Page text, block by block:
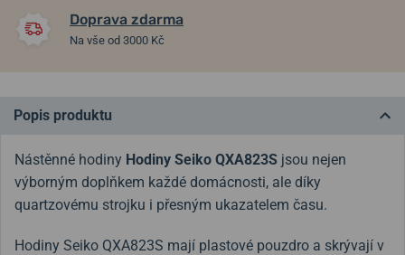
Doprava zdarma
Na vše od 3000 Kč
Popis produktu
Nástěnné hodiny Hodiny Seiko QXA823S jsou nejen
výborným doplňkem každé domácnosti, ale díky
quartzovému strojku i přesným ukazatelem času.
Hodiny Seiko QXA823S mají plastové pouzdro a skrývají v